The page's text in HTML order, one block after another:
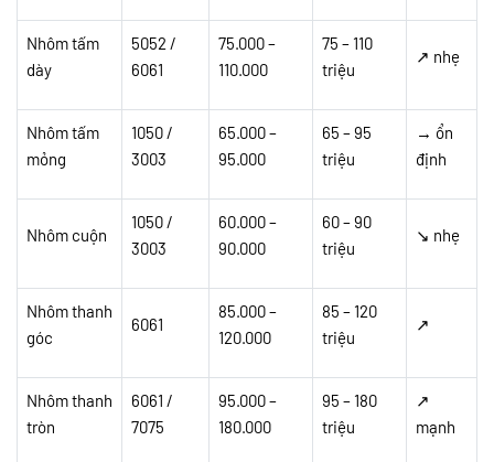
Nhôm tấm
dày
5052 /
6061
75.000 –
110.000
75 – 110
triệu
↗ nhẹ
Nhôm tấm
mỏng
1050 /
3003
65.000 –
95.000
65 – 95
triệu
→ ổn
định
Nhôm cuộn
1050 /
3003
60.000 –
90.000
60 – 90
triệu
↘ nhẹ
Nhôm thanh
góc
6061
85.000 –
120.000
85 – 120
triệu
↗
Nhôm thanh
tròn
6061 /
7075
95.000 –
180.000
95 – 180
triệu
↗
mạnh